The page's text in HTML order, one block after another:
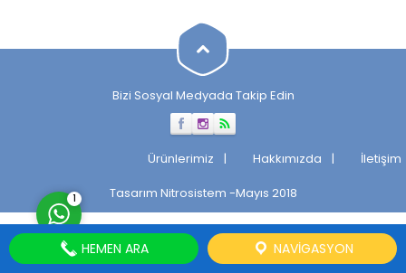
Bizi Sosyal Medyada Takip Edin
Ürünlerimiz Hakkımızda
İletişim
Tasarım Nitrosistem -Mayıs 2018
Cevap Yaz
1
HEMEN ARA NAVIGASYON